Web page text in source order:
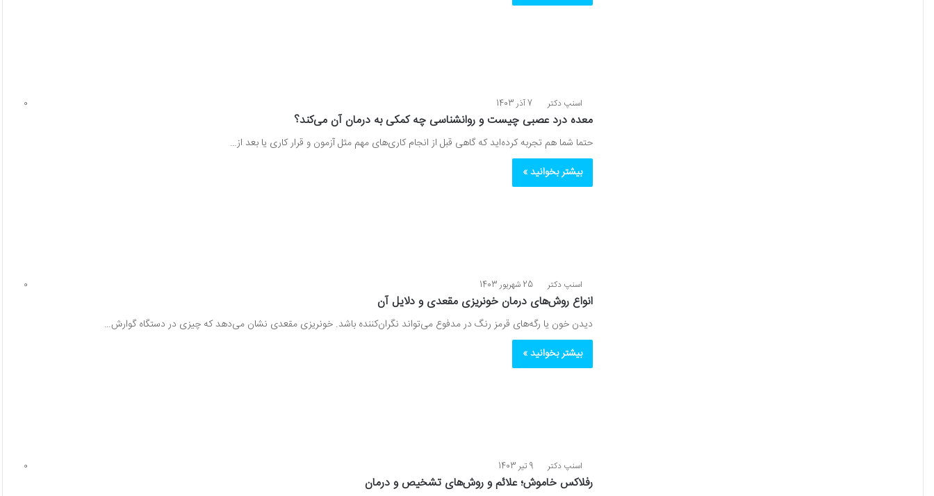
اسنپ دکتر 7 آذر 1403 0
معده درد عصبی چیست و روانشناسی چه کمکی به درمان آن می‌کند؟
حتما شما هم تجربه کرده‌اید که گاهی قبل از انجام کاری‌های مهم مثل آزمون و قرار کاری یا بعد از…
بیشتر بخوانید »
اسنپ دکتر 25 شهریور 1403 0
انواع روش‌های درمان خونریزی مقعدی و دلایل آن
دیدن خون یا رگه‌های قرمز رنگ در مدفوع می‌تواند نگران‌کننده باشد. خونریزی مقعدی نشان می‌دهد که چیزی در دستگاه گوارش…
بیشتر بخوانید »
اسنپ دکتر 9 تیر 1403 0
رفلاکس خاموش؛ علائم و روش‌های تشخیص و درمان